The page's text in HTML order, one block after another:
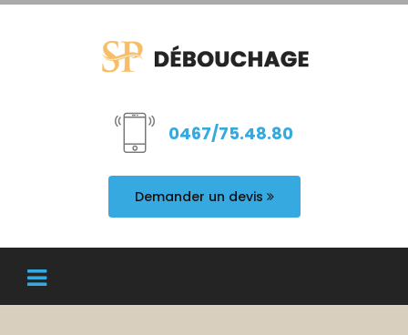
0467/75.48.80
Demander un devis